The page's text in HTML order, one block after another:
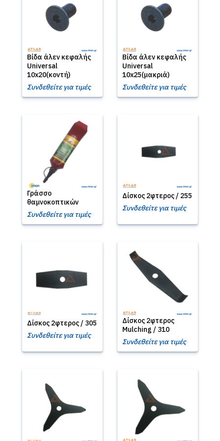
Βίδα άλεν κεφαλής
Universal
10x20(κοντή)
Συνδεθείτε για τιμές
Βίδα άλεν κεφαλής
Universal
10x25(μακριά)
Συνδεθείτε για τιμές
Γράσσο
θαμνοκοπτικών
Συνδεθείτε για τιμές
Δίσκος 2φτερος / 255
Συνδεθείτε για τιμές
Δίσκος 2φτερος / 305
Συνδεθείτε για τιμές
Δίσκος 2φτερος
Mulching / 310
Συνδεθείτε για τιμές